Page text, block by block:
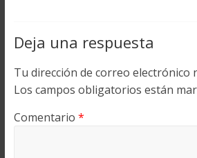
Deja una respuesta
Tu dirección de correo electrónico
Los campos obligatorios están
Comentario *